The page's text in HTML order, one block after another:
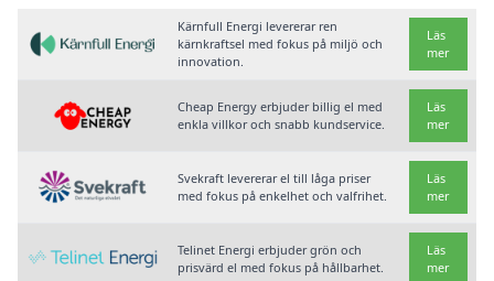
Kärnfull Energi levererar ren
kärnkraftsel med fokus på miljö och
innovation.
Läs
mer
Cheap Energy erbjuder billig el med
enkla villkor och snabb kundservice.
Läs
mer
Svekraft levererar el till låga priser
med fokus på enkelhet och valfrihet.
Läs
mer
Telinet Energi erbjuder grön och
prisvärd el med fokus på hållbarhet.
Läs
mer